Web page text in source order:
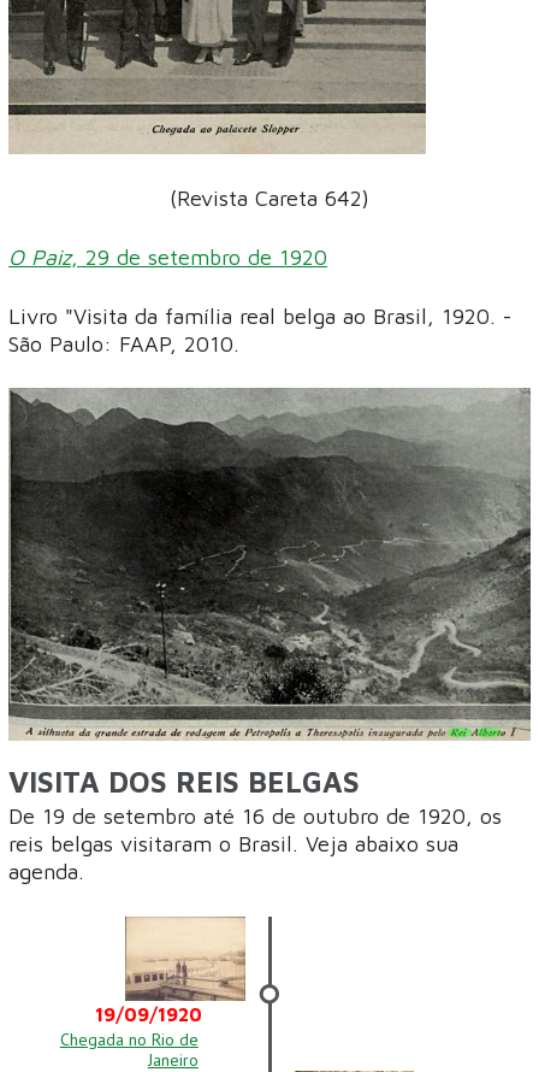
(Revista Careta 642)
O Paiz, 29 de setembro de 1920
Livro "Visita da família real belga ao Brasil, 1920. -
São Paulo: FAAP, 2010.
VISITA DOS REIS BELGAS
De 19 de setembro até 16 de outubro de 1920, os
reis belgas visitaram o Brasil. Veja abaixo sua
agenda.
19/09/1920
Chegada no Rio de
Janeiro